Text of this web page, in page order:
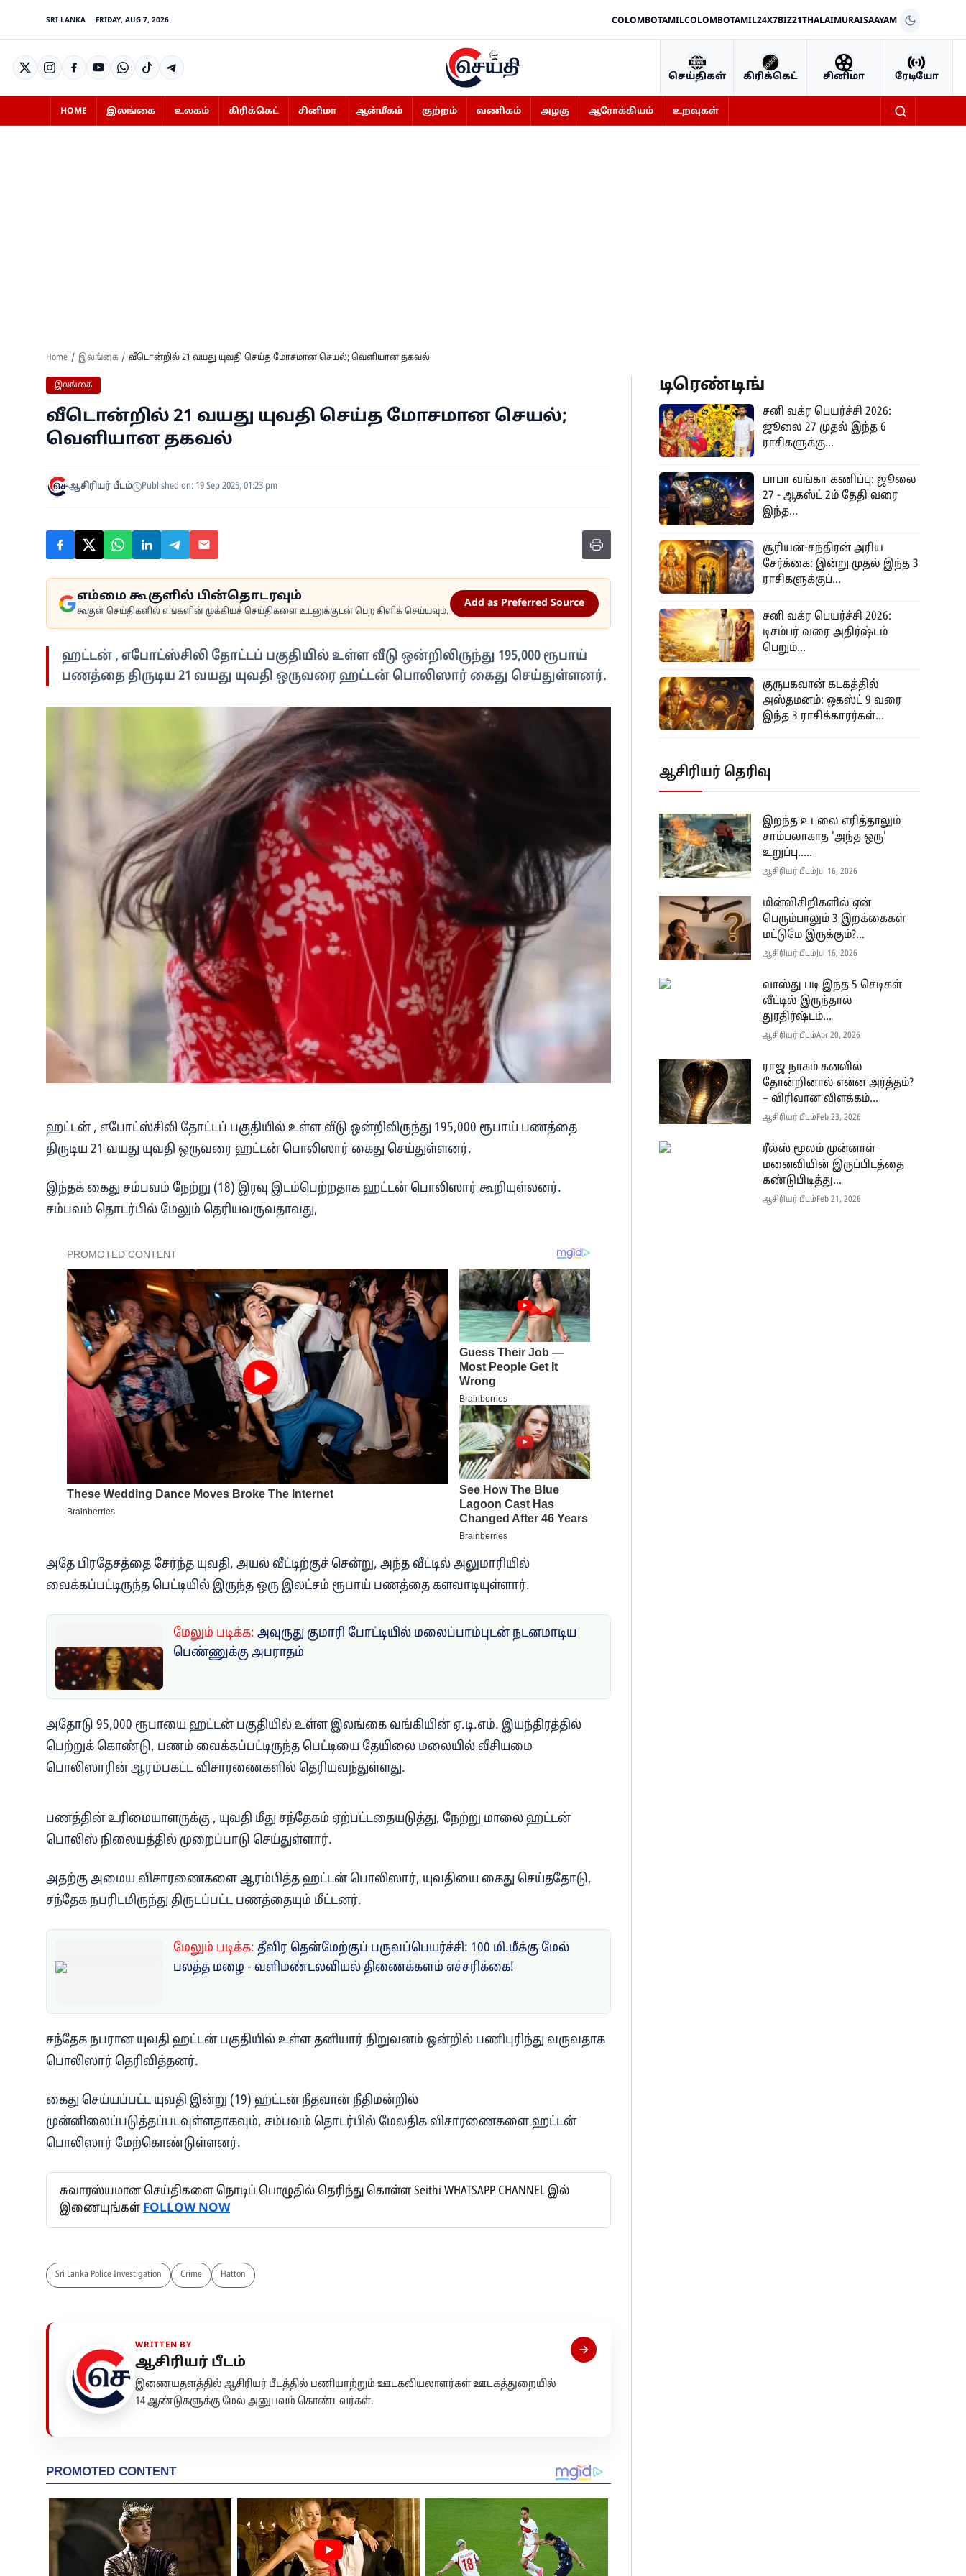
SRI LANKA FRIDAY, AUG 7, 2026 COLOMBOTAMILCOLOMBOTAMIL24X7BIZ21THALAIMURAISAAYAM
செய்திகள் கிரிக்கெட் சினிமா ரேடியோ
HOME இலங்கை உலகம் கிரிக்கெட் சினிமா ஆன்மீகம் குற்றம் வணிகம் அழகு ஆரோக்கியம் உறவுகள்
Home இலங்கை வீடொன்றில் 21 வயது யுவதி செய்த மோசமான செயல்; வெளியான தகவல்
இலங்கை
வீடொன்றில் 21 வயது யுவதி செய்த மோசமான செயல்;
வெளியான தகவல்
ஆசிரியர் பீடம் Published on: 19 Sep 2025, 01:23 pm
எம்மை கூகுளில் பின்தொடரவும்
கூகுள் செய்திகளில் எங்களின் முக்கியச் செய்திகளை உடனுக்குடன் பெற கிளிக் செய்யவும்.
Add as Preferred Source
ஹட்டன் , எபோட்ஸ்சிலி தோட்டப் பகுதியில் உள்ள வீடு ஒன்றிலிருந்து 195,000 ரூபாய்
பணத்தை திருடிய 21 வயது யுவதி ஒருவரை ஹட்டன் பொலிஸார் கைது செய்துள்ளனர்.
ஹட்டன் , எபோட்ஸ்சிலி தோட்டப் பகுதியில் உள்ள வீடு ஒன்றிலிருந்து 195,000 ரூபாய் பணத்தை
திருடிய 21 வயது யுவதி ஒருவரை ஹட்டன் பொலிஸார் கைது செய்துள்ளனர்.
இந்தக் கைது சம்பவம் நேற்று (18) இரவு இடம்பெற்றதாக ஹட்டன் பொலிஸார் கூறியுள்லனர்.
சம்பவம் தொடர்பில் மேலும் தெரியவருவதாவது,
அதே பிரதேசத்தை சேர்ந்த யுவதி, அயல் வீட்டிற்குச் சென்று, அந்த வீட்டில் அலுமாரியில்
வைக்கப்பட்டிருந்த பெட்டியில் இருந்த ஒரு இலட்சம் ரூபாய் பணத்தை களவாடியுள்ளார்.
மேலும் படிக்க: அவுருது குமாரி போட்டியில் மலைப்பாம்புடன் நடனமாடிய
பெண்ணுக்கு அபராதம்
அதோடு 95,000 ரூபாயை ஹட்டன் பகுதியில் உள்ள இலங்கை வங்கியின் ஏ.டி.எம். இயந்திரத்தில்
பெற்றுக் கொண்டு, பணம் வைக்கப்பட்டிருந்த பெட்டியை தேயிலை மலையில் வீசியமை
பொலிஸாரின் ஆரம்பகட்ட விசாரணைகளில் தெரியவந்துள்ளது.
பணத்தின் உரிமையாளருக்கு , யுவதி மீது சந்தேகம் ஏற்பட்டதையடுத்து, நேற்று மாலை ஹட்டன்
பொலிஸ் நிலையத்தில் முறைப்பாடு செய்துள்ளார்.
அதற்கு அமைய விசாரணைகளை ஆரம்பித்த ஹட்டன் பொலிஸார், யுவதியை கைது செய்ததோடு,
சந்தேக நபரிடமிருந்து திருடப்பட்ட பணத்தையும் மீட்டனர்.
மேலும் படிக்க: தீவிர தென்மேற்குப் பருவப்பெயர்ச்சி: 100 மி.மீக்கு மேல்
பலத்த மழை - வளிமண்டலவியல் திணைக்களம் எச்சரிக்கை!
சந்தேக நபரான யுவதி ஹட்டன் பகுதியில் உள்ள தனியார் நிறுவனம் ஒன்றில் பணிபுரிந்து வருவதாக
பொலிஸார் தெரிவித்தனர்.
கைது செய்யப்பட்ட யுவதி இன்று (19) ஹட்டன் நீதவான் நீதிமன்றில்
முன்னிலைப்படுத்தப்படவுள்ளதாகவும், சம்பவம் தொடர்பில் மேலதிக விசாரணைகளை ஹட்டன்
பொலிஸார் மேற்கொண்டுள்ளனர்.
சுவாரஸ்யமான செய்திகளை நொடிப் பொழுதில் தெரிந்து கொள்ள Seithi WHATSAPP CHANNEL இல்
இணையுங்கள் FOLLOW NOW
Sri Lanka Police Investigation Crime Hatton
WRITTEN BY
ஆசிரியர் பீடம்
இணையதளத்தில் ஆசிரியர் பீடத்தில் பணியாற்றும் ஊடகவியலாளர்கள் ஊடகத்துறையில்
14 ஆண்டுகளுக்கு மேல் அனுபவம் கொண்டவர்கள்.
டிரெண்டிங்
சனி வக்ர பெயர்ச்சி 2026:
ஜூலை 27 முதல் இந்த 6
ராசிகளுக்கு...
பாபா வங்கா கணிப்பு: ஜூலை
27 - ஆகஸ்ட் 2ம் தேதி வரை
இந்த...
சூரியன்-சந்திரன் அரிய
சேர்க்கை: இன்று முதல் இந்த 3
ராசிகளுக்குப்...
சனி வக்ர பெயர்ச்சி 2026:
டிசம்பர் வரை அதிர்ஷ்டம்
பெறும்...
குருபகவான் கடகத்தில்
அஸ்தமனம்: ஒகஸ்ட் 9 வரை
இந்த 3 ராசிக்காரர்கள்...
ஆசிரியர் தெரிவு
இறந்த உடலை எரித்தாலும்
சாம்பலாகாத 'அந்த ஒரு'
உறுப்பு.....
ஆசிரியர் பீடம் Jul 16, 2026
மின்விசிறிகளில் ஏன்
பெரும்பாலும் 3 இறக்கைகள்
மட்டுமே இருக்கும்?...
ஆசிரியர் பீடம் Jul 16, 2026
வாஸ்து படி இந்த 5 செடிகள்
வீட்டில் இருந்தால்
துரதிர்ஷ்டம்...
ஆசிரியர் பீடம்Apr 20, 2026
ராஜ நாகம் கனவில்
தோன்றினால் என்ன அர்த்தம்?
– விரிவான விளக்கம்...
ஆசிரியர் பீடம்Feb 23, 2026
ரீல்ஸ் மூலம் முன்னாள்
மனைவியின் இருப்பிடத்தை
கண்டுபிடித்து...
ஆசிரியர் பீடம்Feb 21, 2026